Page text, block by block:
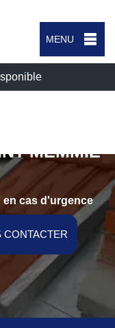
MENU
MEMMIE
en cas d'urgence
CONTACTER